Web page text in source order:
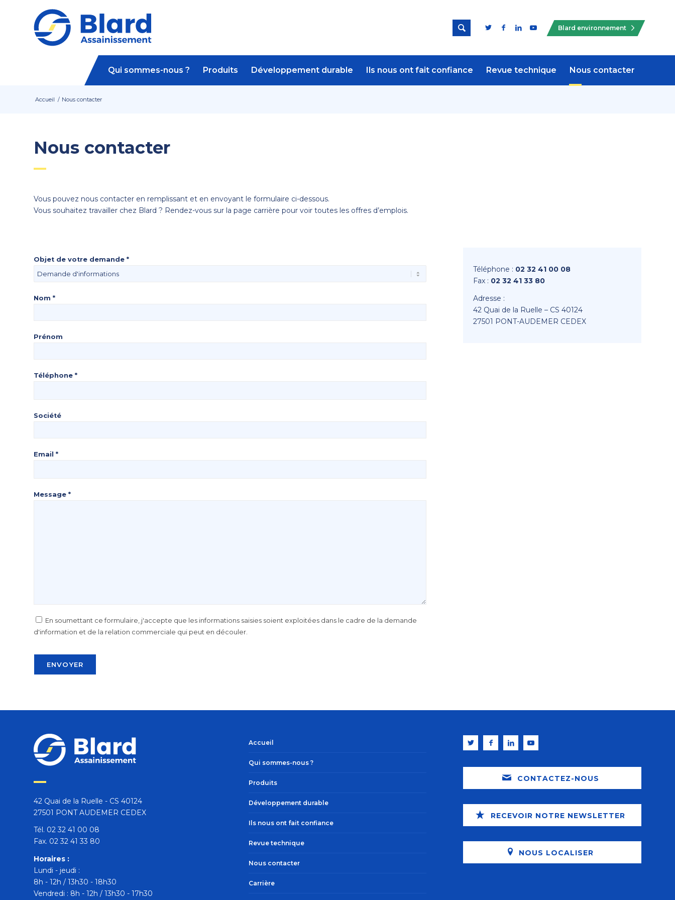
 Blard environnement
Qui sommes-nous ? Produits Développement durable Ils nous ont fait confiance Revue technique Nous contacter
Accueil / Nous contacter
Nous contacter
Vous pouvez nous contacter en remplissant et en envoyant le formulaire ci-dessous.
Vous souhaitez travailler chez Blard ? Rendez-vous sur la page carrière pour voir toutes les offres d’emplois.
Objet de votre demande *
Nom *
Prénom
Téléphone *
Société
Email *
Message *
En soumettant ce formulaire, j'accepte que les informations saisies soient exploitées dans le cadre de la demande
d'information et de la relation commerciale qui peut en découler.
Téléphone : 02 32 41 00 08
Fax : 02 32 41 33 80
Adresse :
42 Quai de la Ruelle – CS 40124
27501 PONT-AUDEMER CEDEX
42 Quai de la Ruelle - CS 40124
27501 PONT AUDEMER CEDEX
Tél. 02 32 41 00 08
Fax. 02 32 41 33 80
Horaires :
Lundi - jeudi :
8h - 12h / 13h30 - 18h30
Vendredi : 8h - 12h / 13h30 - 17h30
Accueil
Qui sommes-nous ?
Produits
Développement durable
Ils nous ont fait confiance
Revue technique
Nous contacter
Carrière
CONTACTEZ-NOUS
RECEVOIR NOTRE NEWSLETTER
NOUS LOCALISER